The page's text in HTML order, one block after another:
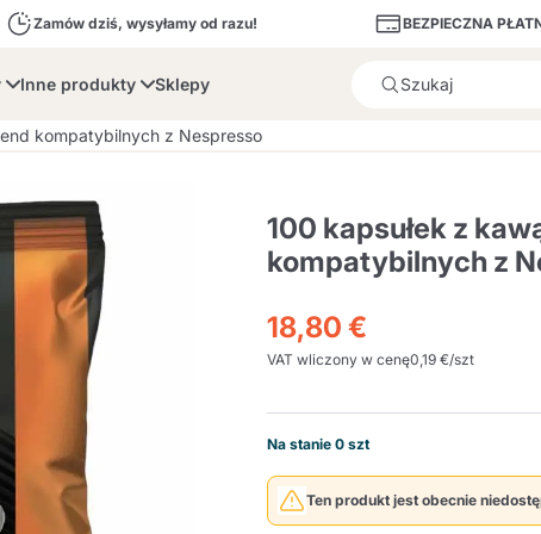
Zamów dziś, wysyłamy od razu! BEZPIECZNA
Fiasconaro
Passalacqua
Caffitaly System
A Modo Mio Cialda Ese 44
Illy Iperespresso
Cialde Ese
Nespresso
Inne produkty
Desery i wypieki
Pojemniki na kapsułki i
Odkamieniacze i Filtry
Sklepy
kompatybilnych z Nespresso
100 kapsułek z
kompatybilnych z
18,80 €
VAT wliczony w cenę0,19 €/szt
Na stanie 0 szt
Ten produkt jest obecnie
Produkt został poprawnie